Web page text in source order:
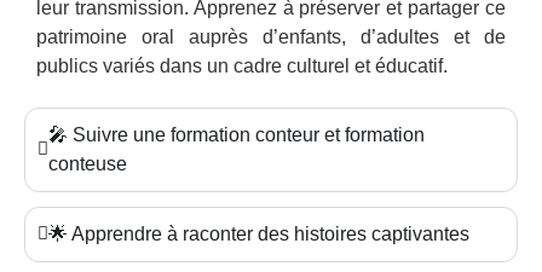
leur transmission. Apprenez à préserver et partager ce
patrimoine oral auprès d’enfants, d’adultes et de
publics variés dans un cadre culturel et éducatif.
🎤 Suivre une formation conteur et formation
conteuse
🌟 Apprendre à raconter des histoires captivantes